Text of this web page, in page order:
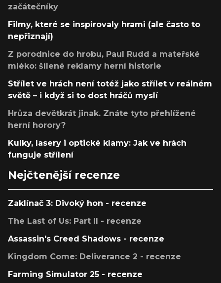
začátečníky
Filmy, které se inspirovaly hrami (ale často to
nepřiznají)
Z porodnice do hrobu, Paul Rudd a mateřské
mléko: šílené reklamy herní historie
Střílet ve hrách není totéž jako střílet v reálném
světě – i když si to dost hráčů myslí
Hrůza devětkrát jinak. Znáte tyto přehlížené
herní horory?
Kulky, lasery i optické klamy: Jak ve hrách
funguje střílení
Nejčtenější recenze
Zaklínač 3: Divoký hon - recenze
The Last of Us: Part II - recenze
Assassin's Creed Shadows - recenze
Kingdom Come: Deliverance 2 - recenze
Farming Simulator 25 - recenze